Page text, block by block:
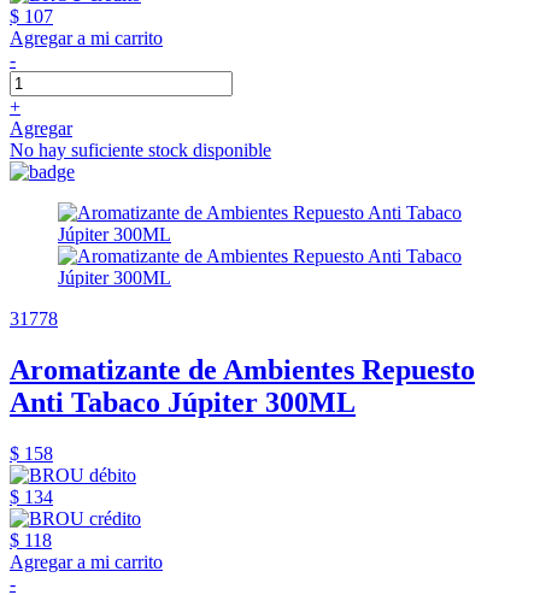
$ 107
Agregar a mi carrito
-
+
Agregar
No hay suficiente stock disponible
31778
Aromatizante de Ambientes Repuesto
Anti Tabaco Júpiter 300ML
$ 158
$ 134
$ 118
Agregar a mi carrito
-